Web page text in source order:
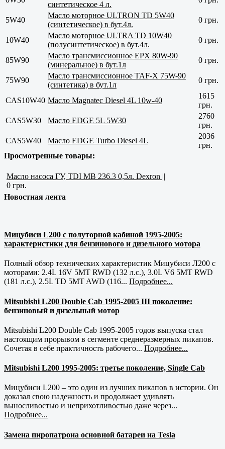
синтетическое 4 л.
5W40
Масло моторное ULTRON TD 5W40
(синтетическое) в бут.4л.
0 грн.
10W40
Масло моторное ULTRA TD 10W40
(полусинтетическое) в бут.4л.
0 грн.
85W90
Масло трансмиссионное EPX 80W-90
(минеральное) в бут.1л
0 грн.
75W90
Масло трансмиссионное TAF-X 75W-90
(синтетика) в бут.1л
0 грн.
CAS10W40 Масло Magnatec Diesel 4L 10w-40
1615
грн.
CAS5W30
Масло EDGE 5L 5W30
2760
грн.
CAS5W40
Масло EDGE Turbo Diesel 4L
2036
грн.
Просмотренные товары:
Масло насоса ГУ, TDI MB 236.3 0,5л. Dexron ||
0 грн.
Новостная лента
Мицубиси L200 с полуторной кабиной 1995-2005:
характеристики для бензинового и дизельного мотора
Полный обзор технических характеристик Мицубиси Л200 с
моторами: 2.4L 16V 5MT RWD (132 л.с.), 3.0L V6 5MT RWD
(181 л.с.), 2.5L TD 5MT AWD (116... Подробнее...
Mitsubishi L200 Double Cab 1995-2005 III поколение:
бензиновый и дизельный мотор
Mitsubishi L200 Double Cab 1995-2005 годов выпуска стал
настоящим прорывом в сегменте среднеразмерных пикапов.
Сочетая в себе практичность рабочего... Подробнее...
Mitsubishi L200 1995-2005: третье поколение, Single Cab
Мицубиси L200 – это один из лучших пикапов в истории. Он
доказал свою надежность и продолжает удивлять
выносливостью и неприхотливостью даже через...
Подробнее...
Замена пиропатрона основной батареи на Tesla